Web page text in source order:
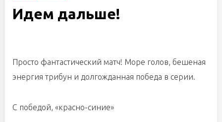
Идем дальше!
Просто фантастический матч! Море голов, бешеная
энергия трибун и долгожданная победа в серии.
С победой, «красно-синие»